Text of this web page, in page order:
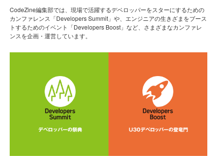
CodeZine編集部では、現場で活躍するデベロッパーをスターにするための
カンファレンス「Developers Summit」や、エンジニアの生きざまをブース
トするためのイベント「Developers Boost」など、さまざまなカンファレ
ンスを企画・運営しています。